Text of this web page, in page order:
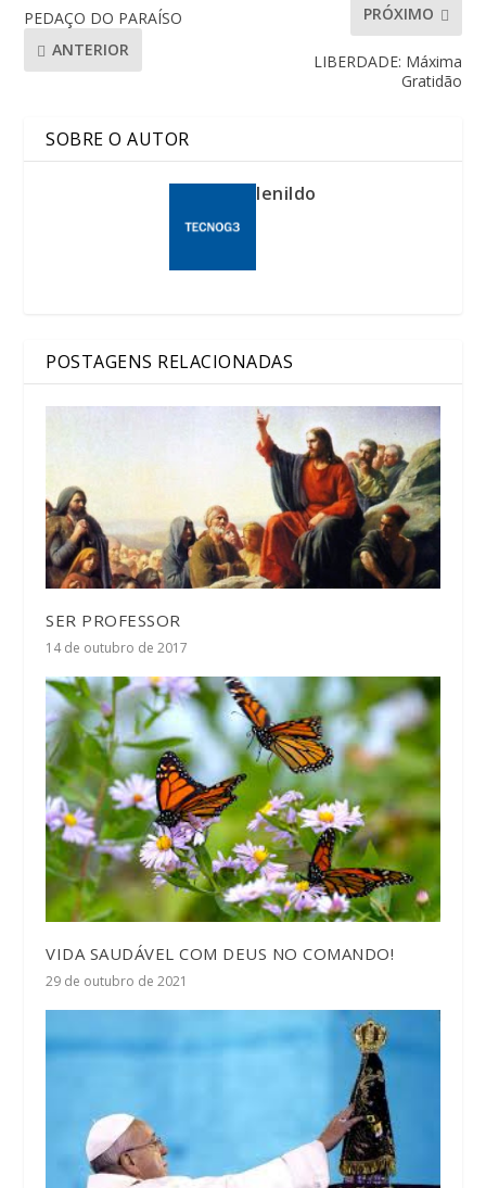
PEDAÇO DO PARAÍSO
ANTERIOR
PRÓXIMO
LIBERDADE: Máxima
Gratidão
SOBRE O AUTOR
lenildo
POSTAGENS RELACIONADAS
SER PROFESSOR
14 de outubro de 2017
VIDA SAUDÁVEL COM DEUS NO COMANDO!
29 de outubro de 2021